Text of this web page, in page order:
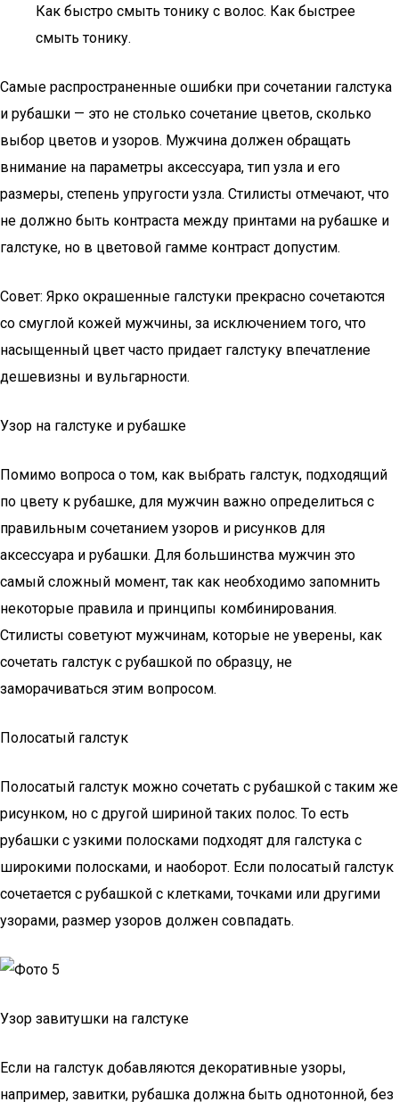
Как быстро смыть тонику с волос. Как быстрее
смыть тонику.
Самые распространенные ошибки при сочетании галстука
и рубашки — это не столько сочетание цветов, сколько
выбор цветов и узоров. Мужчина должен обращать
внимание на параметры аксессуара, тип узла и его
размеры, степень упругости узла. Стилисты отмечают, что
не должно быть контраста между принтами на рубашке и
галстуке, но в цветовой гамме контраст допустим.
Совет: Ярко окрашенные галстуки прекрасно сочетаются
со смуглой кожей мужчины, за исключением того, что
насыщенный цвет часто придает галстуку впечатление
дешевизны и вульгарности.
Узор на галстуке и рубашке
Помимо вопроса о том, как выбрать галстук, подходящий
по цвету к рубашке, для мужчин важно определиться с
правильным сочетанием узоров и рисунков для
аксессуара и рубашки. Для большинства мужчин это
самый сложный момент, так как необходимо запомнить
некоторые правила и принципы комбинирования.
Стилисты советуют мужчинам, которые не уверены, как
сочетать галстук с рубашкой по образцу, не
заморачиваться этим вопросом.
Полосатый галстук
Полосатый галстук можно сочетать с рубашкой с таким же
рисунком, но с другой шириной таких полос. То есть
рубашки с узкими полосками подходят для галстука с
широкими полосками, и наоборот. Если полосатый галстук
сочетается с рубашкой с клетками, точками или другими
узорами, размер узоров должен совпадать.
Узор завитушки на галстуке
Если на галстук добавляются декоративные узоры,
например, завитки, рубашка должна быть однотонной, без